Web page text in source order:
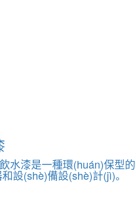
水漆是一種環(huán)保型的
設(shè)備設(shè)計(jì)。